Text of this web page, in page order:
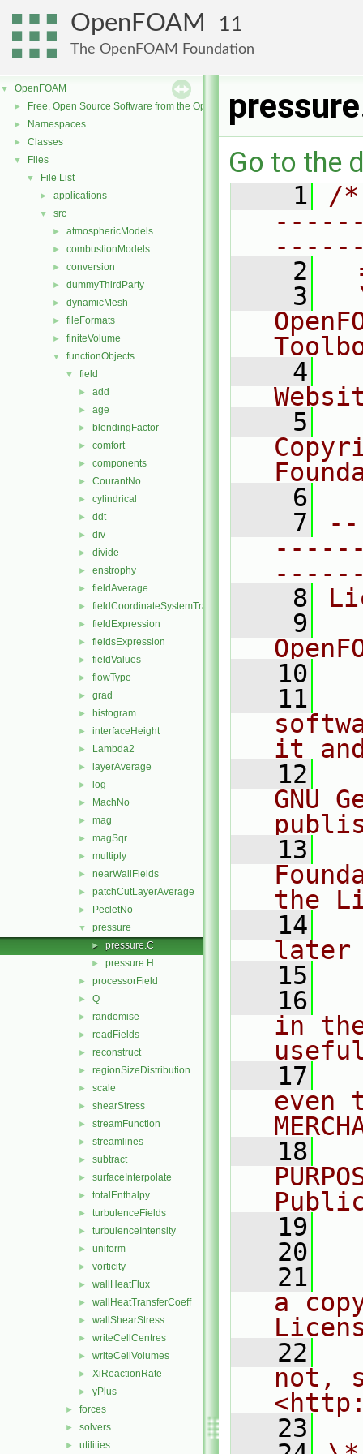
OpenFOAM 11
The OpenFOAM Foundation
▼ OpenFOAM
► Free, Open Source Software from the OpenFOAM Foundation
► Namespaces
► Classes
▼ Files
▼ File List
► applications
▼ src
► atmosphericModels
► combustionModels
► conversion
► dummyThirdParty
► dynamicMesh
► fileFormats
► finiteVolume
▼ functionObjects
▼ field
► add
► age
► blendingFactor
► comfort
► components
► CourantNo
► cylindrical
► ddt
► div
► divide
► enstrophy
► fieldAverage
► fieldCoordinateSystemTransform
► fieldExpression
► fieldsExpression
► fieldValues
► flowType
► grad
► histogram
► interfaceHeight
► Lambda2
► layerAverage
► log
► MachNo
► mag
► magSqr
► multiply
► nearWallFields
► patchCutLayerAverage
► PecletNo
▼ pressure
► pressure.C
► pressure.H
► processorField
► Q
► randomise
► readFields
► reconstruct
► regionSizeDistribution
► scale
► shearStress
► streamFunction
► streamlines
► subtract
► surfaceInterpolate
► totalEnthalpy
► turbulenceFields
► turbulenceIntensity
► uniform
► vorticity
► wallHeatFlux
► wallHeatTransferCoeff
► wallShearStress
► writeCellCentres
► writeCellVolumes
► XiReactionRate
► yPlus
► forces
► solvers
► utilities
Go to the
    1
/
    2
    3
    4
    5
    6
    7
    8
    9
   10
   11
it
   12
GNU
   13
the
   14
later
   15
   16
in
   17
even
   18
   19
   20
   21
a
   22
not,
   23